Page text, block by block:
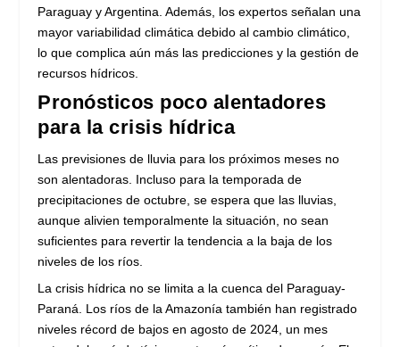
Paraguay y Argentina. Además, los expertos señalan una
mayor variabilidad climática debido al cambio climático,
lo que complica aún más las predicciones y la gestión de
recursos hídricos.
Pronósticos poco alentadores
para la crisis hídrica
Las previsiones de lluvia para los próximos meses no
son alentadoras. Incluso para la temporada de
precipitaciones de octubre, se espera que las lluvias,
aunque alivien temporalmente la situación, no sean
suficientes para revertir la tendencia a la baja de los
niveles de los ríos.
La crisis hídrica no se limita a la cuenca del Paraguay-
Paraná. Los ríos de la Amazonía también han registrado
niveles récord de bajos en agosto de 2024, un mes